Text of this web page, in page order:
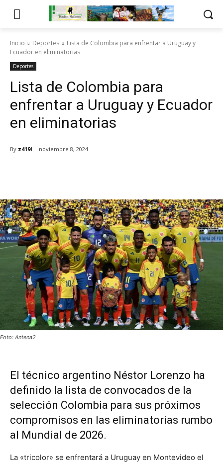
Inicio Deportes
Lista de Colombia para enfrentar a Uruguay y
Ecuador en eliminatorias
Deportes
Lista de Colombia para
enfrentar a Uruguay y Ecuador
en eliminatorias
By z419l noviembre 8, 2024
Foto: Antena2
El técnico argentino Néstor Lorenzo ha
definido la lista de convocados de la
selección Colombia para sus próximos
compromisos en las eliminatorias rumbo
al Mundial de 2026.
La «tricolor» se enfrentará a Uruguay en Montevideo el